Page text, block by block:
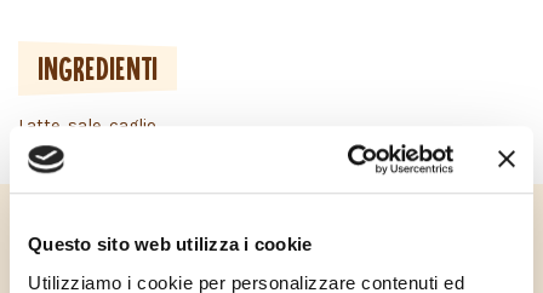
Questo sito web utilizza i cookie
Utilizziamo i cookie per personalizzare contenuti ed
INGREDIENTI
Latte, sale, caglio.
FORMATI
Disponibile nel formato da 200 gr, incartato in una pregiata
carta alimentare.